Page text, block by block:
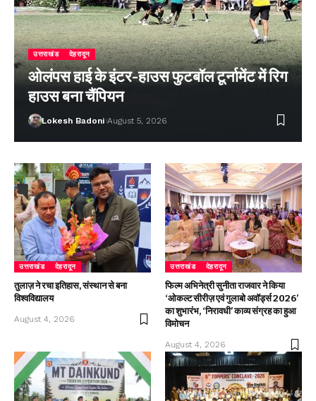
उत्तराखंड देहरादून
ओलंपस हाई के इंटर-हाउस फुटबॉल टूर्नामेंट में रिग
हाउस बना चैंपियन
Lokesh Badoni August 5, 2026
उत्तराखंड देहरादून
तुलाज़ ने रचा इतिहास, संस्थान से बना
विश्वविद्यालय
August 4, 2026
उत्तराखंड देहरादून
फिल्म अभिनेत्री सुनीता राजवार ने किया
‘ओकल्ट सीरीज़ एवं गुलाबो अवॉर्ड्स 2026’
का शुभारंभ, ‘निरावधी’ काव्य संग्रह का हुआ
विमोचन
August 4, 2026